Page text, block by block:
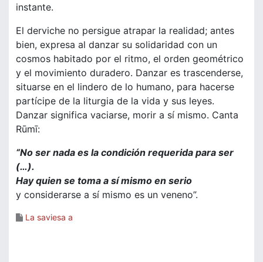
instante.
El derviche no persigue atrapar la realidad; antes
bien, expresa al danzar su solidaridad con un
cosmos habitado por el ritmo, el orden geométrico
y el movimiento duradero. Danzar es trascenderse,
situarse en el lindero de lo humano, para hacerse
partícipe de la liturgia de la vida y sus leyes.
Danzar significa vaciarse, morir a sí mismo. Canta
Rūmī:
“No ser nada es la condición requerida para ser
(…).
Hay quien se toma a sí mismo en serio
y considerarse a sí mismo es un veneno”.
La saviesa a